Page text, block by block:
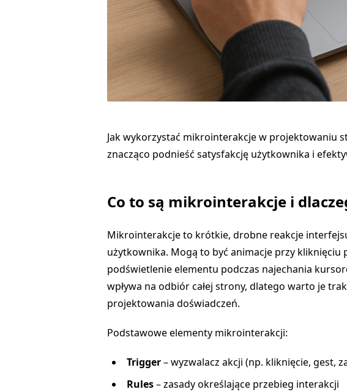
Jak wykorzystać mikrointerakcje w projektowaniu
znacząco podnieść satysfakcję użytkownika i
Co to są mikrointerakcje i
Mikrointerakcje to krótkie, drobne reakcje
użytkownika. Mogą to być animacje przy
podświetlenie elementu podczas najechania
wpływa na odbiór całej strony, dlatego warto je
projektowania doświadczeń.
Podstawowe elementy mikrointerakcji:
Trigger– wyzwalacz akcji (np. kliknięcie, gest,
Rules– zasady określające przebieg interakcji